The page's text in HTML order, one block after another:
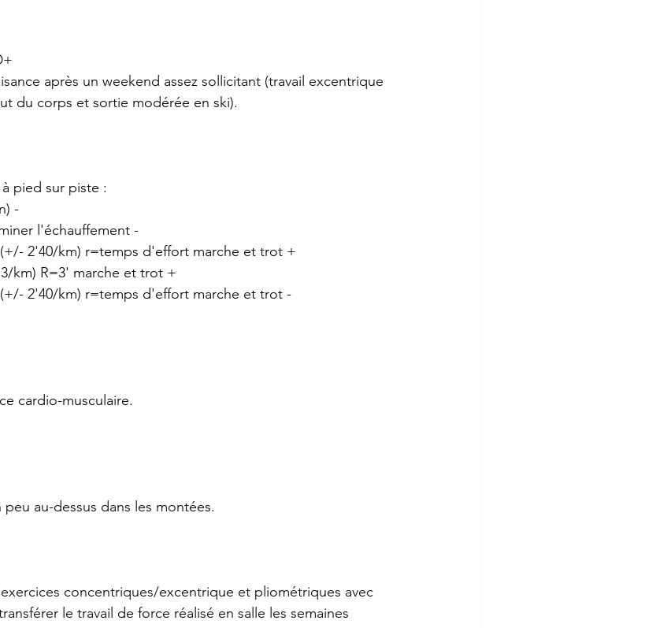
après un weekend assez sollicitant (travail excentrique
du corps et sortie modérée en ski).
pied sur piste :
-
l'échauffement -
(+/- 2'40/km) r=temps d'effort marche et trot +
km) R=3' marche et trot +
(+/- 2'40/km) r=temps d'effort marche et trot -
cardio-musculaire.
au-dessus dans les montées.
concentriques/excentrique et pliométriques avec
le travail de force réalisé en salle les semaines